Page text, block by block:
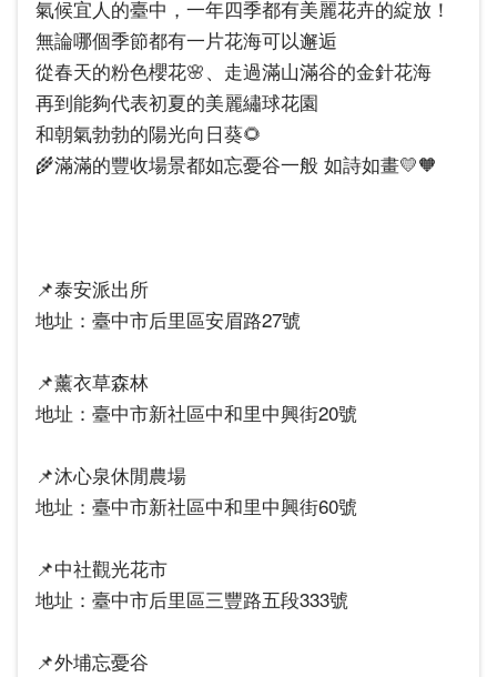
氣候宜人的臺中，一年四季都有美麗花卉的綻放！
無論哪個季節都有一片花海可以邂逅
從春天的粉色櫻花🌸、走過滿山滿谷的金針花海
再到能夠代表初夏的美麗繡球花園
和朝氣勃勃的陽光向日葵🌻
🌾滿滿的豐收場景都如忘憂谷一般 如詩如畫💛🧡
📌泰安派出所
地址：臺中市后里區安眉路27號
📌薰衣草森林
地址：臺中市新社區中和里中興街20號
📌沐心泉休閒農場
地址：臺中市新社區中和里中興街60號
📌中社觀光花市
地址：臺中市后里區三豐路五段333號
📌外埔忘憂谷